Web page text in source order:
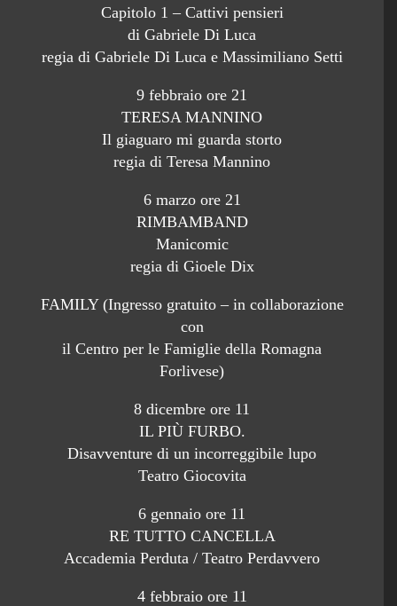
Capitolo 1 – Cattivi pensieri
di Gabriele Di Luca
regia di Gabriele Di Luca e Massimiliano Setti
9 febbraio ore 21
TERESA MANNINO
Il giaguaro mi guarda storto
regia di Teresa Mannino
6 marzo ore 21
RIMBAMBAND
Manicomic
regia di Gioele Dix
FAMILY (Ingresso gratuito – in collaborazione
con
il Centro per le Famiglie della Romagna
Forlivese)
8 dicembre ore 11
IL PIÙ FURBO.
Disavventure di un incorreggibile lupo
Teatro Giocovita
6 gennaio ore 11
RE TUTTO CANCELLA
Accademia Perduta / Teatro Perdavvero
4 febbraio ore 11